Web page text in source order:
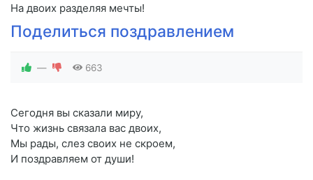
На двоих разделяя мечты!
Поделиться поздравлением
— 663
Сегодня вы сказали миру,
Что жизнь связала вас двоих,
Мы рады, слез своих не скроем,
И поздравляем от души!